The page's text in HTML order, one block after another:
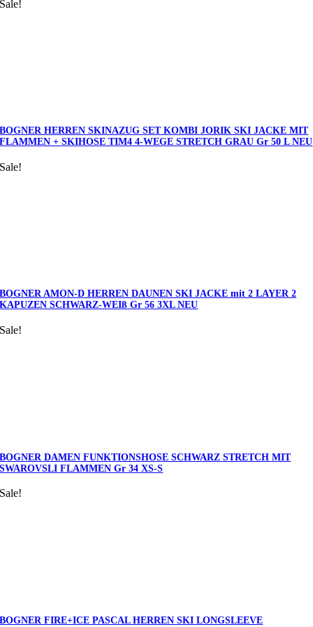
Sale!
BOGNER HERREN SKINAZUG SET KOMBI JORIK SKI JACKE MIT
FLAMMEN + SKIHOSE TIM4 4-WEGE STRETCH GRAU Gr 50 L NEU
Sale!
BOGNER AMON-D HERREN DAUNEN SKI JACKE mit 2 LAYER 2
KAPUZEN SCHWARZ-WEIß Gr 56 3XL NEU
Sale!
BOGNER DAMEN FUNKTIONSHOSE SCHWARZ STRETCH MIT
SWAROVSLI FLAMMEN Gr 34 XS-S
Sale!
BOGNER FIRE+ICE PASCAL HERREN SKI LONGSLEEVE